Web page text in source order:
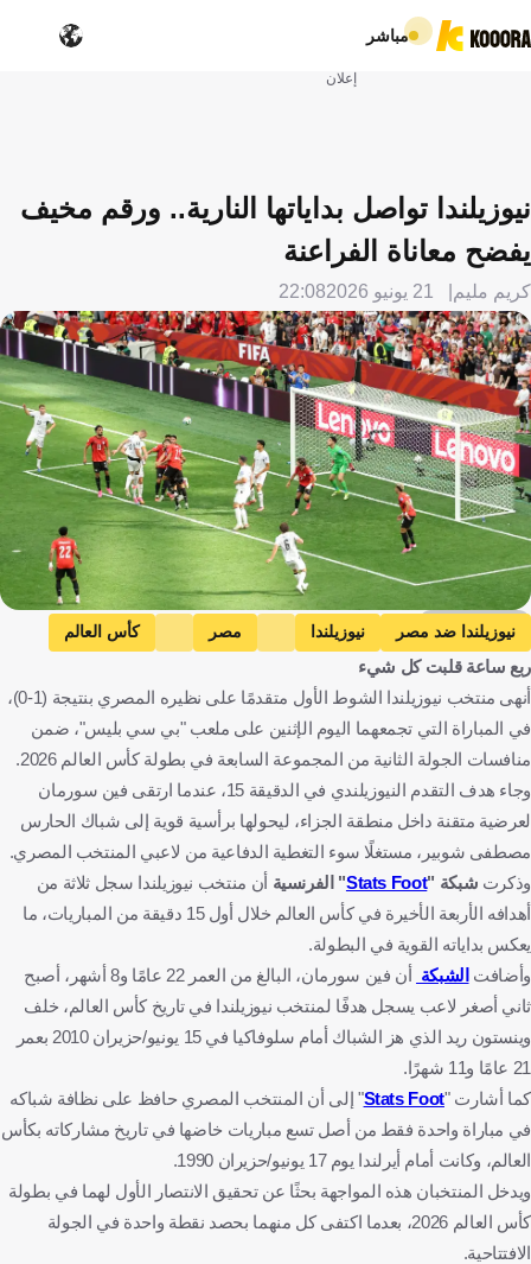
مباشر
إعلان
نيوزيلندا تواصل بداياتها النارية.. ورقم مخيف
يفضح معاناة الفراعنة
كريم مليم 21 يونيو 2026 22:08
Getty Images
نيوزيلندا ضد مصر نيوزيلندا مصر
كأس العالم
نيوزيلندا
مصر كنداربع ساعة قلبت كل شيء
أنهى منتخب نيوزيلندا الشوط الأول متقدمًا على نظيره المصري بنتيجة (1-0)،
في المباراة التي تجمعهما اليوم الإثنين على ملعب "بي سي بليس"، ضمن
منافسات الجولة الثانية من المجموعة السابعة في بطولة كأس العالم 2026.
وجاء هدف التقدم النيوزيلندي في الدقيقة 15، عندما ارتقى فين سورمان
لعرضية متقنة داخل منطقة الجزاء، ليحولها برأسية قوية إلى شباك الحارس
مصطفى شوبير، مستغلًا سوء التغطية الدفاعية من لاعبي المنتخب المصري.
وذكرت شبكة "Stats Foot" الفرنسية أن منتخب نيوزيلندا سجل ثلاثة من
أهدافه الأربعة الأخيرة في كأس العالم خلال أول 15 دقيقة من المباريات، ما
يعكس بداياته القوية في البطولة.
وأضافت الشبكة
أن فين سورمان، البالغ من العمر 22 عامًا و8 أشهر، أصبح
ثاني أصغر لاعب يسجل هدفًا لمنتخب نيوزيلندا في تاريخ كأس العالم، خلف
وينستون ريد الذي هز الشباك أمام سلوفاكيا في 15 يونيو/حزيران 2010 بعمر
21 عامًا و11 شهرًا.
كما أشارت "Stats Foot" إلى أن المنتخب المصري حافظ على نظافة شباكه
في مباراة واحدة فقط من أصل تسع مباريات خاضها في تاريخ مشاركاته بكأس
العالم، وكانت أمام أيرلندا يوم 17 يونيو/حزيران 1990.
ويدخل المنتخبان هذه المواجهة بحثًا عن تحقيق الانتصار الأول لهما في بطولة
كأس العالم 2026، بعدما اكتفى كل منهما بحصد نقطة واحدة في الجولة
الافتتاحية.